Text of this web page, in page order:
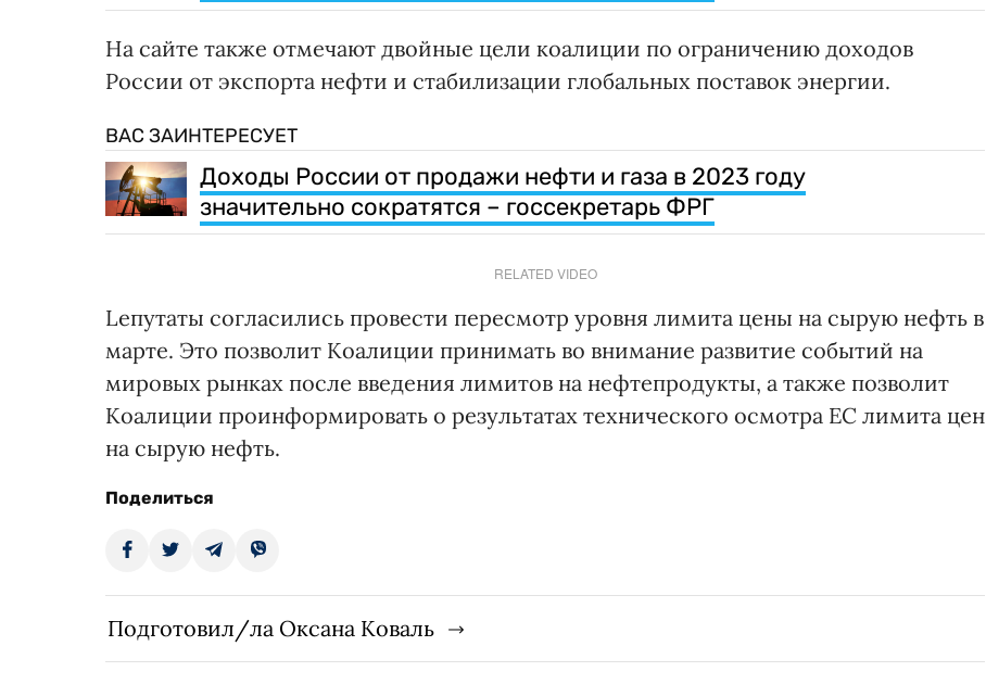
На сайте также отмечают двойные цели коалиции по ограничению доходов
России от экспорта нефти и стабилизации глобальных поставок энергии.
ВАС ЗАИНТЕРЕСУЕТ
Доходы России от продажи нефти и газа в 2023 году
значительно сократятся – госсекретарь ФРГ
RELATED VIDEO
Lепутаты согласились провести пересмотр уровня лимита цены на сырую нефть в
марте. Это позволит Коалиции принимать во внимание развитие событий на
мировых рынках после введения лимитов на нефтепродукты, а также позволит
Коалиции проинформировать о результатах технического осмотра ЕС лимита цен
на сырую нефть.
Поделиться
Подготовил/ла Оксана Коваль